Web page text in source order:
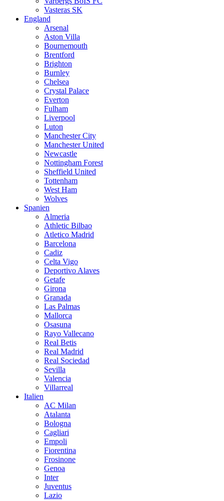
Vasteras SK
England
Arsenal
Aston Villa
Bournemouth
Brentford
Brighton
Burnley
Chelsea
Crystal Palace
Everton
Fulham
Liverpool
Luton
Manchester City
Manchester United
Newcastle
Nottingham Forest
Sheffield United
Tottenham
West Ham
Wolves
Spanien
Almeria
Athletic Bilbao
Atletico Madrid
Barcelona
Cadiz
Celta Vigo
Deportivo Alaves
Getafe
Girona
Granada
Las Palmas
Mallorca
Osasuna
Rayo Vallecano
Real Betis
Real Madrid
Real Sociedad
Sevilla
Valencia
Villarreal
Italien
AC Milan
Atalanta
Bologna
Cagliari
Empoli
Fiorentina
Frosinone
Genoa
Inter
Juventus
Lazio